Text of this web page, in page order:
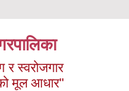
र स्वरोजगार
मूल आधार"